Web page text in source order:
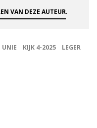
VAN DEZE AUTEUR.
UNIE KIJK 4-2025 LEGER